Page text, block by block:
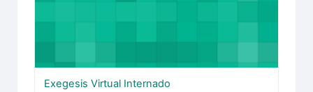
Exegesis Virtual Internado